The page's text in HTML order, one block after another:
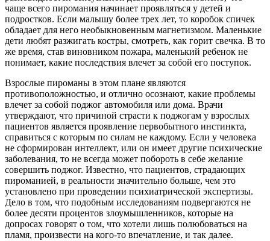
чаще всего пиромания начинает проявляться у детей и
подростков. Если малышу более трех лет, то коробок спичек
обладает для него необыкновенным магнетизмом. Маленькие
дети любят разжигать костры, смотреть, как горит свечка. В то
же время, став виновником пожара, маленький ребенок не
понимает, какие последствия влечет за собой его поступок.
Взрослые пироманы в этом плане являются
противоположностью, и отлично осознают, какие проблемы
влечет за собой поджог автомобиля или дома. Врачи
утверждают, что причиной страсти к поджогам у взрослых
пациентов является проявление первобытного инстинкта,
справиться с которым по силам не каждому. Если у человека
не сформирован интеллект, или он имеет другие психические
заболевания, то не всегда может побороть в себе желание
совершить поджог. Известно, что пациентов, страдающих
пироманией, в реальности значительно больше, чем это
установлено при проведении психиатрической экспертизы.
Дело в том, что подобным исследованиям подвергаются не
более десяти процентов злоумышленников, которые на
допросах говорят о том, что хотели лишь полюбоваться на
пламя, произвести на кого-то впечатление, и так далее.